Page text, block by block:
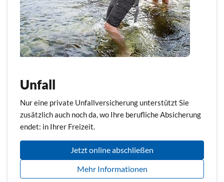
Unfall
Nur eine private Unfallversicherung unterstützt Sie
zusätzlich auch noch da, wo Ihre berufliche Absicherung
endet: in Ihrer Freizeit.
Jetzt online abschließen
Mehr Informationen